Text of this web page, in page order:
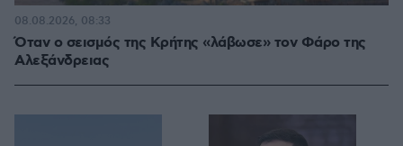
Όταν ο σεισμός της Κρήτης «λάβωσε» τον Φάρο της
Αλεξάνδρειας
08.08.2026, 08:33